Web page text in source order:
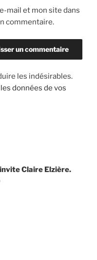
mail et mon site dans
commentaire.
les indésirables.
données de vos
Claire Elzière.